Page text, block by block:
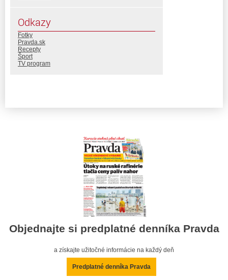
Odkazy
Fotky
Pravda.sk
Recepty
Šport
TV program
Objednajte si predplatné denníka Pravda
a získajte užitočné informácie na každý deň
Predplatné denníka Pravda